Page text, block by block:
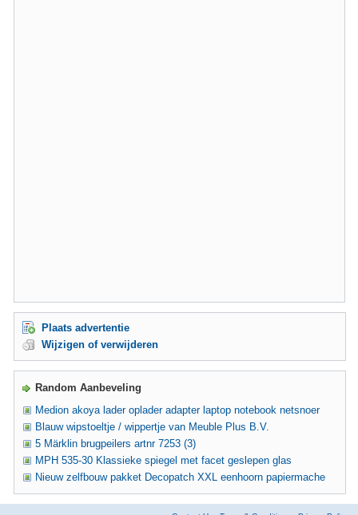
Plaats advertentie
Wijzigen of verwijderen
Random Aanbeveling
Medion akoya lader oplader adapter laptop notebook netsnoer
Blauw wipstoeltje / wippertje van Meuble Plus B.V.
5 Märklin brugpeilers artnr 7253 (3)
MPH 535-30 Klassieke spiegel met facet geslepen glas
Nieuw zelfbouw pakket Decopatch XXL eenhoorn papiermache